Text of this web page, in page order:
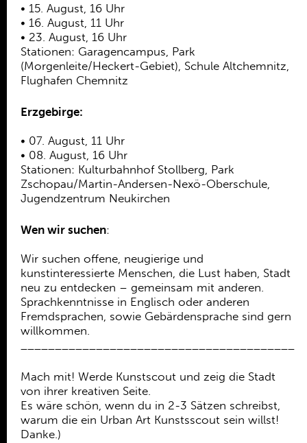
• 15. August, 16 Uhr
• 16. August, 11 Uhr
• 23. August, 16 Uhr
Stationen: Garagencampus, Park
(Morgenleite/Heckert-Gebiet), Schule Altchemnitz,
Flughafen Chemnitz
Erzgebirge:
• 07. August, 11 Uhr
• 08. August, 16 Uhr
Stationen: Kulturbahnhof Stollberg, Park
Zschopau/Martin-Andersen-Nexö-Oberschule,
Jugendzentrum Neukirchen
Wen wir suchen:
Wir suchen offene, neugierige und
kunstinteressierte Menschen, die Lust haben, Stadt
neu zu entdecken – gemeinsam mit anderen.
Sprachkenntnisse in Englisch oder anderen
Fremdsprachen, sowie Gebärdensprache sind gern
willkommen.
Mach mit! Werde Kunstscout und zeig die Stadt
von ihrer kreativen Seite.
Es wäre schön, wenn du in 2-3 Sätzen schreibst,
warum die ein Urban Art Kunstsscout sein willst!
Danke.)